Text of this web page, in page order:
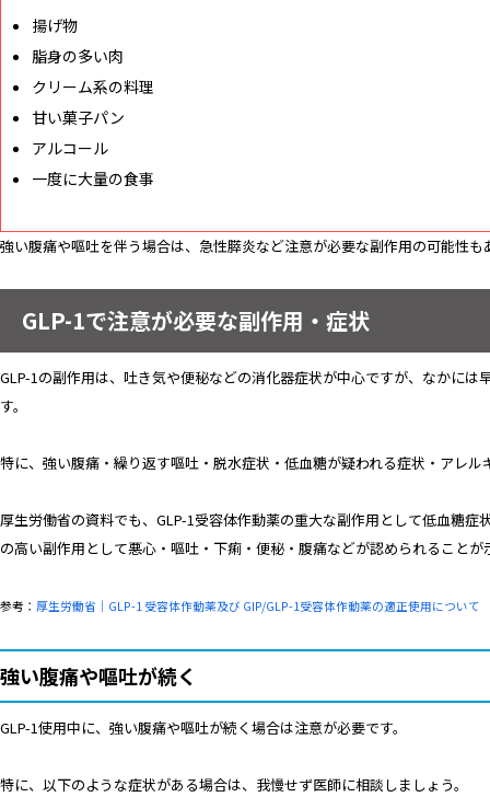
揚げ物
脂身の多い肉
クリーム系の料理
甘い菓子パン
アルコール
一度に大量の食事
強い腹痛や嘔吐を伴う場合は、急性膵炎など注意が必要な副作用の可能性も
GLP-1で注意が必要な副作用・症状
GLP-1の副作用は、吐き気や便秘などの消化器症状が中心ですが、なかには
す。
特に、強い腹痛・繰り返す嘔吐・脱水症状・低血糖が疑われる症状・アレ
厚生労働省の資料でも、GLP-1受容体作動薬の重大な副作用として低血糖症
の高い副作用として悪心・嘔吐・下痢・便秘・腹痛などが認められることが
参考： 厚生労働省｜GLP-1 受容体作動薬及び GIP/GLP-1受容体作動薬の適正使用について
強い腹痛や嘔吐が続く
GLP-1使用中に、強い腹痛や嘔吐が続く場合は注意が必要です。
特に、以下のような症状がある場合は、我慢せず医師に相談しましょう。